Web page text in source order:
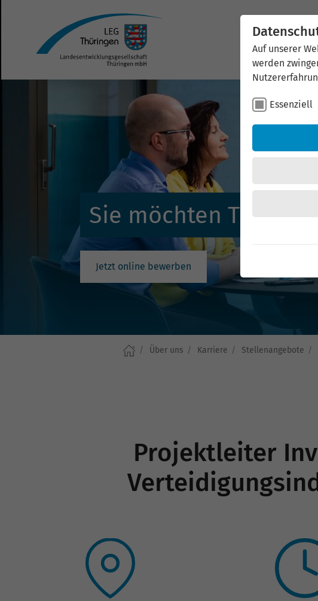
Auf unserer
werden
Essenziell
Sie möchten
Jetzt online bewerben
Über uns Karriere Stellenangebote
Projektleiter